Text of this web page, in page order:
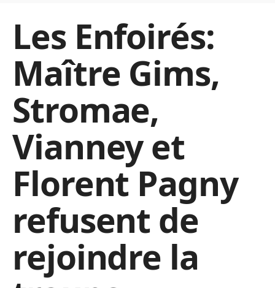
Les Enfoirés:
Maître Gims,
Stromae,
Vianney et
Florent Pagny
refusent de
rejoindre la